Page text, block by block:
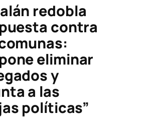
redobla
contra
eliminar
y
a las
políticas”